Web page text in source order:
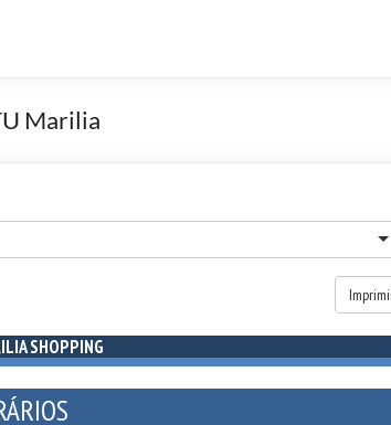
Marilia